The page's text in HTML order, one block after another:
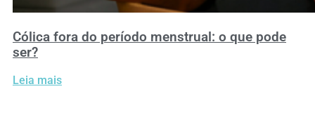
Cólica fora do período menstrual: o que pode
ser?
Leia mais